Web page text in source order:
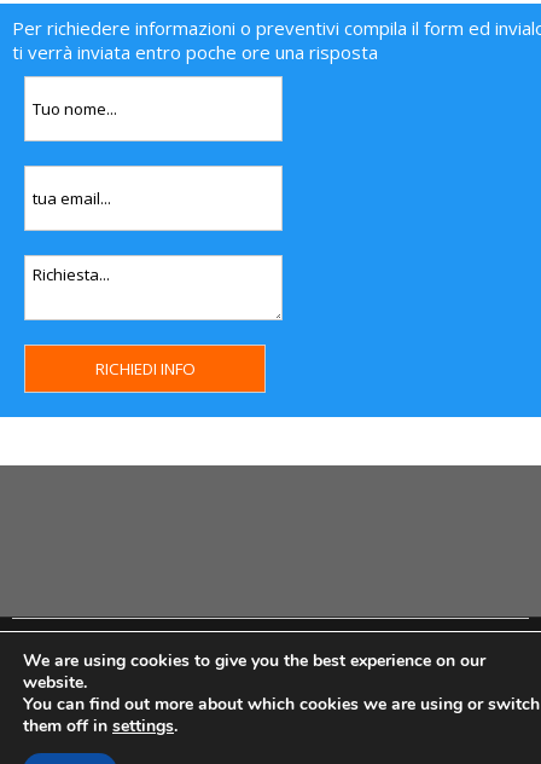
Per richiedere informazioni o preventivi compila il form ed
ti verrà inviata entro poche ore una risposta
Copyright MHWeb © 2018 - Privacy & GDPR - Cookie Policy -
We are using cookies to give you the best experience on our
website.
You can find out more about which cookies we are using or switch
them off in settings.